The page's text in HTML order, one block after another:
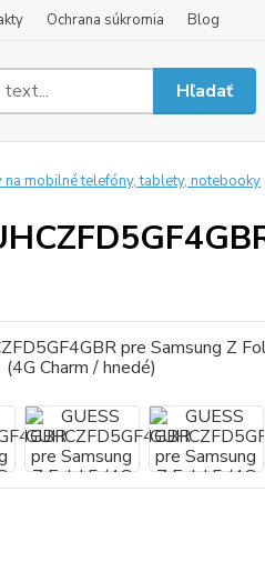
Ochrana súkromia Blog
Hľadať
na mobilné telefóny, tablety, notebooky